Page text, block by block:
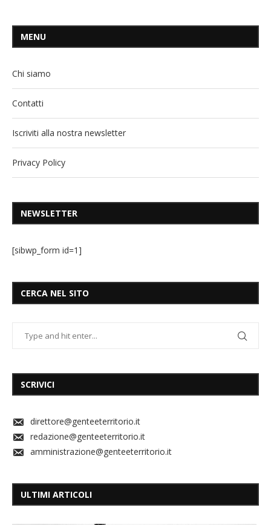
MENU
Chi siamo
Contatti
Iscriviti alla nostra newsletter
Privacy Policy
NEWSLETTER
[sibwp_form id=1]
CERCA NEL SITO
SCRIVICI
direttore@genteeterritorio.it
redazione@genteeterritorio.it
amministrazione@genteeterritorio.it
ULTIMI ARTICOLI